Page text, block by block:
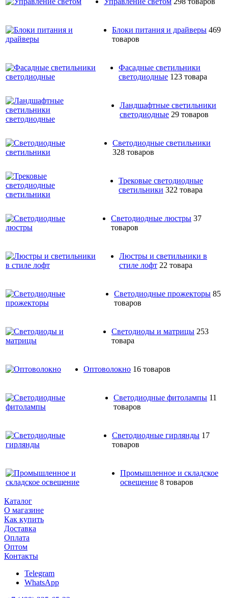
Блоки питания и драйверы 469
товаров
Фасадные светильники
светодиодные 123 товара
Ландшафтные светильники
светодиодные 29 товаров
Светодиодные светильники
328 товаров
Трековые светодиодные
светильники 322 товара
Светодиодные люстры 37
товаров
Люстры и светильники в
стиле лофт 22 товара
Светодиодные прожекторы 85
товаров
Светодиоды и матрицы 253
товара
Оптоволокно 16 товаров
Светодиодные фитолампы 11
товаров
Светодиодные гирлянды 17
товаров
Промышленное и складское
освещение 8 товаров
Каталог
О магазине
Как купить
Доставка
Оплата
Оптом
Контакты
Telegram
WhatsApp